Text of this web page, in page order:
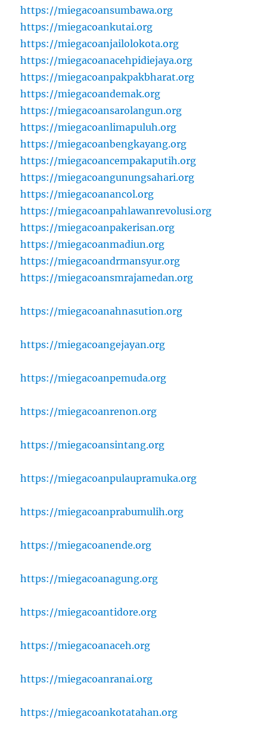
https://miegacoansumbawa.org
https://miegacoankutai.org
https://miegacoanjailolokota.org
https://miegacoanacehpidiejaya.org
https://miegacoanpakpakbharat.org
https://miegacoandemak.org
https://miegacoansarolangun.org
https://miegacoanlimapuluh.org
https://miegacoanbengkayang.org
https://miegacoancempakaputih.org
https://miegacoangunungsahari.org
https://miegacoanancol.org
https://miegacoanpahlawanrevolusi.org
https://miegacoanpakerisan.org
https://miegacoanmadiun.org
https://miegacoandrmansyur.org
https://miegacoansmrajamedan.org
https://miegacoanahnasution.org
https://miegacoangejayan.org
https://miegacoanpemuda.org
https://miegacoanrenon.org
https://miegacoansintang.org
https://miegacoanpulaupramuka.org
https://miegacoanprabumulih.org
https://miegacoanende.org
https://miegacoanagung.org
https://miegacoantidore.org
https://miegacoanaceh.org
https://miegacoanranai.org
https://miegacoankotatahan.org